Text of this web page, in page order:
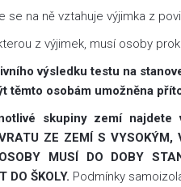
se na ně vztahuje výjimka z
z výjimek, musí osoby
výsledku testu na
těmto osobám umožněna
skupiny zemí najdete
ZE ZEMÍ S VYSOKÝM,
MUSÍ DO DOBY
DO ŠKOLY. Podmínky